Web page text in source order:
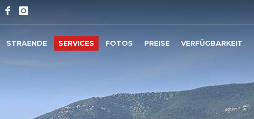
STRAENDE SERVICES FOTOS PREISE VERFÜGBARKEIT